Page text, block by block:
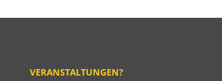
VERANSTALTUNGEN?